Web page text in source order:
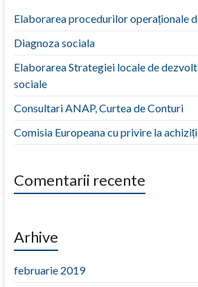
Elaborarea procedurilor operaționale
Diagnoza sociala
Elaborarea Strategiei locale de
sociale
Consultari ANAP, Curtea de Conturi
Comisia Europeana cu privire la
Comentarii recente
Arhive
februarie 2019